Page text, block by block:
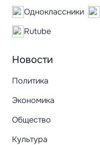
Новости
Политика
Экономика
Общество
Культура
Одноклассники
Rutube